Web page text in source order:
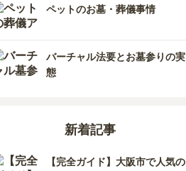
ペットのお墓・葬儀事情
バーチャル法要とお墓参りの実
態
新着記事
【完全ガイド】大阪市で人気の